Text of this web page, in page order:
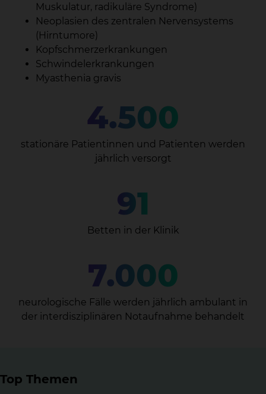
Muskulatur, radikuläre Syndrome)
Neoplasien des zentralen Nervensystems
(Hirntumore)
Kopfschmerzerkrankungen
Schwindelerkrankungen
Myasthenia gravis
4.500
stationäre Patientinnen und Patienten werden
jährlich versorgt
91
Betten in der Klinik
7.000
neurologische Fälle werden jährlich ambulant in
der interdisziplinären Notaufnahme behandelt
Top Themen